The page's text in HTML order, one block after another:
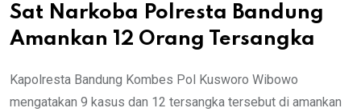
Sat Narkoba Polresta Bandung
Amankan 12 Orang Tersangka
Kapolresta Bandung Kombes Pol Kusworo Wibowo
mengatakan 9 kasus dan 12 tersangka tersebut di amankan